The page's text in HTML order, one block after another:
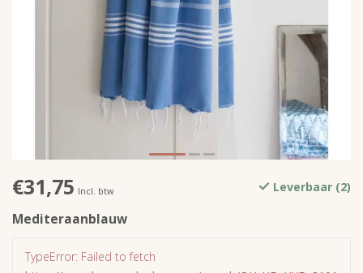
€31,75 Incl. btw Leverbaar (2)
Mediteraanblauw
TypeError: Failed to fetch